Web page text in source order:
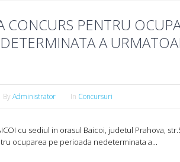
CONCURS PENTRU
A
By Administrator In Concursuri
cu sediul in orasul Baicoi, judetul Prahova,
ocuparea pe perioada nedeterminata a...